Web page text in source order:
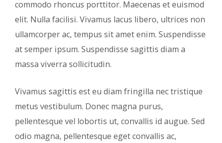
commodo rhoncus porttitor. Maecenas et euismod
elit. Nulla facilisi. Vivamus lacus libero, ultrices non
ullamcorper ac, tempus sit amet enim. Suspendisse
at semper ipsum. Suspendisse sagittis diam a
massa viverra sollicitudin.
Vivamus sagittis est eu diam fringilla nec tristique
metus vestibulum. Donec magna purus,
pellentesque vel lobortis ut, convallis id augue. Sed
odio magna, pellentesque eget convallis ac,